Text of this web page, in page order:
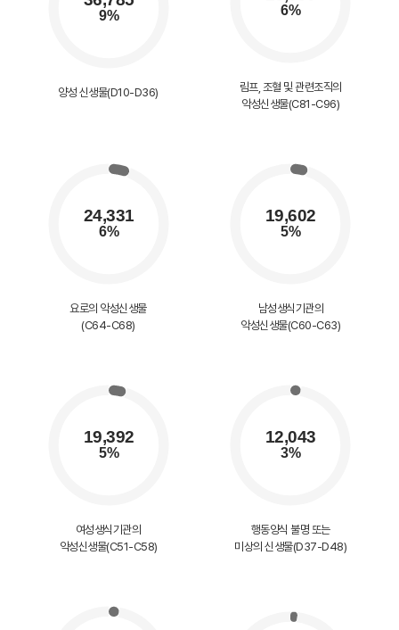
양성 신생물(D10-D36)
림프, 조혈 및 관련조직의
악성신생물(C81-C96)
요로의 악성신생물
(C64-C68)
남성생식기관의
악성신생물(C60-C63)
여성생식기관의
악성신생물(C51-C58)
행동양식 불명 또는
미상의 신생물(D37-D48)